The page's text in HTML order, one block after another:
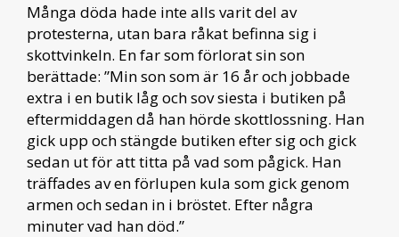
Många döda hade inte alls varit del av
protesterna, utan bara råkat befinna sig i
skottvinkeln. En far som förlorat sin son
berättade: ”Min son som är 16 år och jobbade
extra i en butik låg och sov siesta i butiken på
eftermiddagen då han hörde skottlossning. Han
gick upp och stängde butiken efter sig och gick
sedan ut för att titta på vad som pågick. Han
träffades av en förlupen kula som gick genom
armen och sedan in i bröstet. Efter några
minuter vad han död.”